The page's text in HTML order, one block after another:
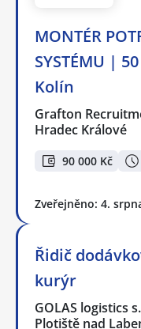
MONTÉR
SYSTÉMU |
Kolín
Grafton
Hradec Králové
90 000 Kč
Zveřejněno: 4.
Řidič
kurýr
GOLAS logistics
Plotiště nad